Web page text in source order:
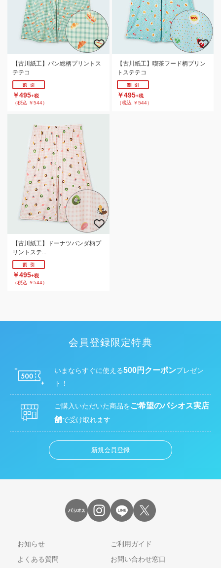
【古川紙工】パン総柄プリントス
テテコ
￥495+税
（税込 ￥544）
【古川紙工】喫茶フード柄プリン
トステテコ
￥495+税
（税込 ￥544）
【古川紙工】ドーナツパンダ柄プ
リントステ...
￥495+税
（税込 ￥544）
会員登録限定特典
いまならすぐに使える500円クーポンプレゼン
ト！
ご購入いただいた商品をご希望のパシオス実店
舗で受け取れます
新規会員登録
お知らせ
ご利用ガイド
よくある質問
お問い合わせ窓口